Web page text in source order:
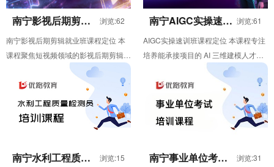
南宁影视后期剪辑
浏览:62
南宁影视后期剪辑就业班课程定位 本
课程聚焦短视频领域的影视后期剪辑需
求，采用教学 + 实训双线并行模式，
通过 8...
南宁AIGC实操速训 浏览:61
AIGC实操速训班课程定位 本课程专注
培养能承接项目的 AI 三维建模人才，
依托 6 周线上灵活学习模式，帮助学
员从 ...
南宁水利工程质量
浏览:15
南宁事业单位考试
浏览:31